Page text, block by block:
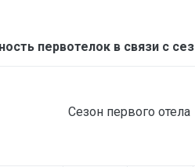
первотелок в связи с
Сезон первого отела